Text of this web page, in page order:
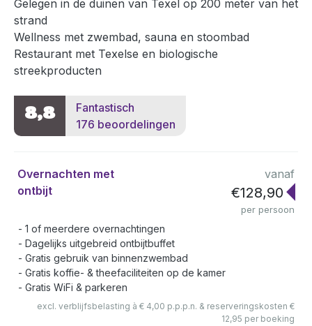
Gelegen in de duinen van Texel op 200 meter van het
strand
Wellness met zwembad, sauna en stoombad
Restaurant met Texelse en biologische
streekproducten
8,8
Fantastisch
176 beoordelingen
Overnachten met
ontbijt
vanaf
€128,90
per persoon
1 of meerdere overnachtingen
Dagelijks uitgebreid ontbijtbuffet
Gratis gebruik van binnenzwembad
Gratis koffie- & theefaciliteiten op de kamer
Gratis WiFi & parkeren
excl. verblijfsbelasting à € 4,00 p.p.p.n. & reserveringskosten €
12,95 per boeking